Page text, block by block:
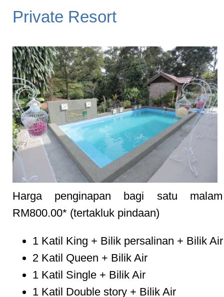
Private Resort
Harga penginapan bagi satu
RM800.00* (tertakluk pindaan)
1 Katil King + Bilik persalinan + Bilik Air
2 Katil Queen + Bilik Air
1 Katil Single + Bilik Air
1 Katil Double story + Bilik Air